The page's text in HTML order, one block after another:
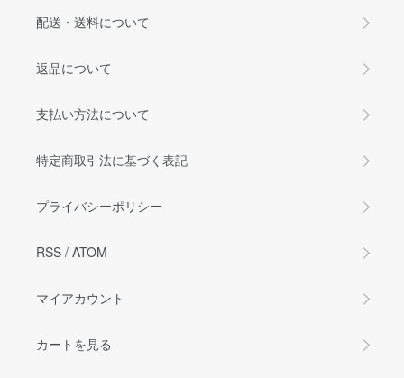
配送・送料について
返品について
支払い方法について
特定商取引法に基づく表記
プライバシーポリシー
RSS / ATOM
マイアカウント
カートを見る